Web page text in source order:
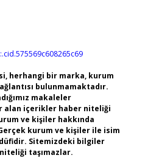
herhangi bir marka, kurum
bulunmamaktadır.
makaleler
alan içerikler haber niteliği
ve kişiler hakkında
kurum ve kişiler ile isim
Sitemizdeki bilgiler
taşımazlar.